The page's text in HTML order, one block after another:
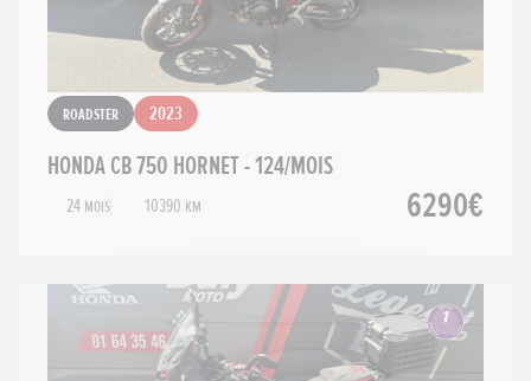
Roadster 2023
HONDA CB 750 HORNET - 124/MOIS
24 mois 10390 km 6290€